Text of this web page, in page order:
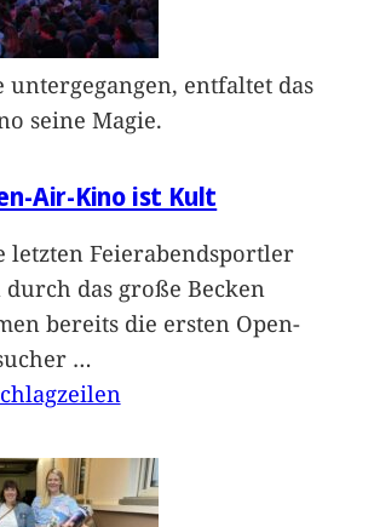
untergegangen, entfaltet das
seine Magie.
Air-Kino ist Kult
letzten Feierabendsportler
das große Becken
bereits die ersten Open-
…